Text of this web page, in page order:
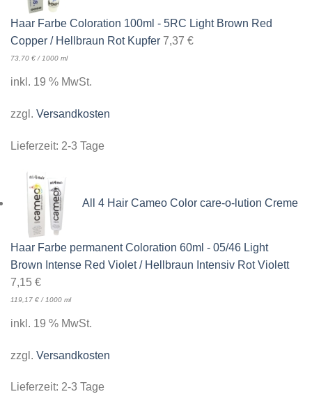
Haar Farbe Coloration 100ml - 5RC Light Brown Red
Copper / Hellbraun Rot Kupfer 7,37 €
73,70 €/1000 ml
inkl. 19 % MwSt.
zzgl. Versandkosten
Lieferzeit: 2-3 Tage
All 4 Hair Cameo Color care-o-lution Creme
Haar Farbe permanent Coloration 60ml - 05/46 Light
Brown Intense Red Violet / Hellbraun Intensiv Rot Violett
7,15 €
119,17 € / 1000 ml
inkl. 19 % MwSt.
zzgl. Versandkosten
Lieferzeit: 2-3 Tage